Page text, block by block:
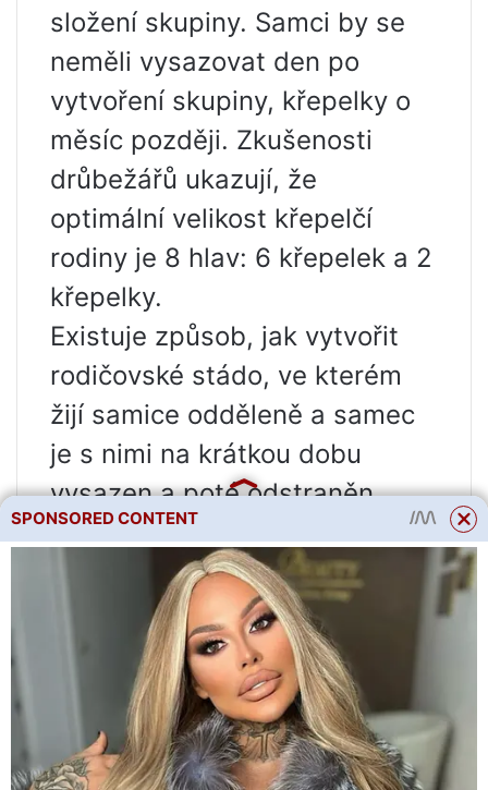
složení skupiny. Samci by se
neměli vysazovat den po
vytvoření skupiny, křepelky o
měsíc později. Zkušenosti
drůbežářů ukazují, že
optimální velikost křepelčí
rodiny je 8 hlav: 6 křepelek a 2
křepelky.
Existuje způsob, jak vytvořit
rodičovské stádo, ve kterém
žijí samice odděleně a samec
je s nimi na krátkou dobu
vysazen a poté odstraněn.
Zpravidla lze při takovém
chovu chovat jednoho samce
na 9-10 samic. Tato metoda
umožňuje produktivnější
využití krmiva, ale zde je
důležité vybrat aktivního
kohouta a ujistit se, že jsou
SPONSORED CONTENT